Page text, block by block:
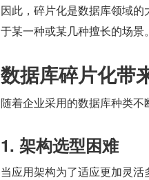
因此，碎片化是数据库领域
于某一种或某几种擅长的场景。
数据库碎片化带
随着企业采用的数据库种类不
1. 架构选型困难
当应用架构为了适应更加灵